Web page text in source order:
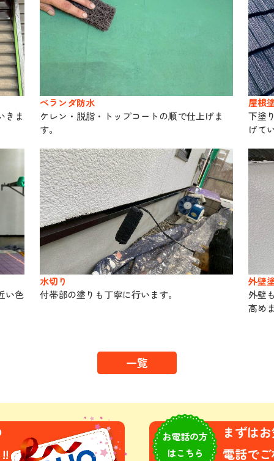
きま
ベランダ防水
ケレン・脱脂・トップコートの順で仕上げま
す。
屋根
下塗
げて
い色
水切り
付帯部の塗りも丁寧に行います。
外壁
外壁
高め
一覧
お電話の方
はこちら
まずは
電話で